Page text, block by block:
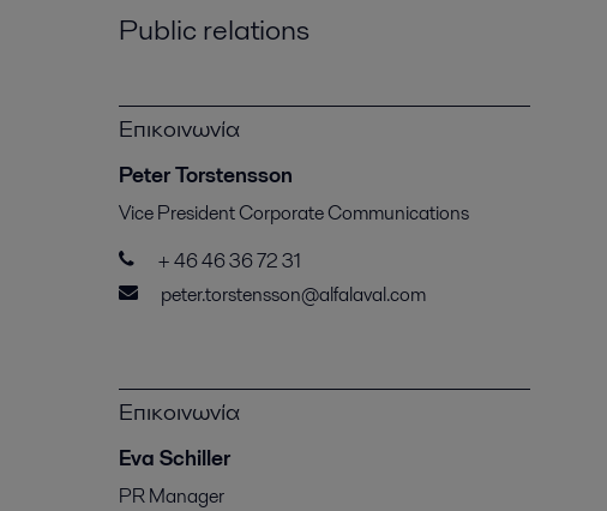
Public relations
Επικοινωνία
Peter Torstensson
Vice President Corporate Communications
+ 46 46 36 72 31
peter.torstensson@alfalaval.com
Επικοινωνία
Eva Schiller
PR Manager